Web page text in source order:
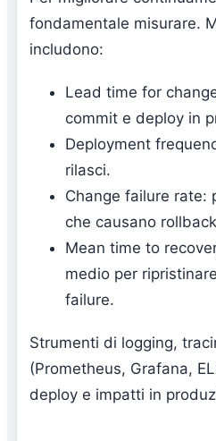
fondamentale misurare.
includono:
Lead time for
commit e deploy in
Deployment
rilasci.
Change failure rate:
che causano
Mean time to
medio per
failure.
Strumenti di logging,
(Prometheus, Grafana,
deploy e impatti in